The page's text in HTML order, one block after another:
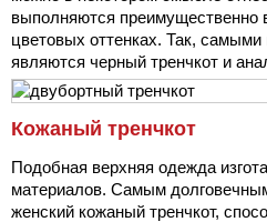
выполняются преимущественно
цветовых оттенках. Так,
являются черный тренчкот и
Кожаный тренчкот
Подобная верхняя одежда
материалов. Самым
женский кожаный тренчкот,